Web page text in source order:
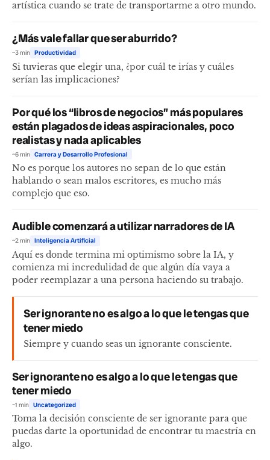
artística cuando se trate de transportarme a otro mundo.
¿Más vale fallar que ser aburrido?
~3 min Productividad
Si tuvieras que elegir una, ¿por cuál te irías y cuáles
serían las implicaciones?
Por qué los “libros de negocios” más populares
están plagados de ideas aspiracionales, poco
realistas y nada aplicables
~6 min Carrera y Desarrollo Profesional
No es porque los autores no sepan de lo que están
hablando o sean malos escritores, es mucho más
complejo que eso.
Audible comenzará a utilizar narradores de IA
~2 min Inteligencia Artificial
Aquí es donde termina mi optimismo sobre la IA, y
comienza mi incredulidad de que algún día vaya a
poder reemplazar a una persona haciendo su trabajo.
Ser ignorante no es algo a lo que le tengas que
tener miedo
Siempre y cuando seas un ignorante consciente.
Ser ignorante no es algo a lo que le tengas que
tener miedo
~1 min Uncategorized
Toma la decisión consciente de ser ignorante para que
puedas darte la oportunidad de encontrar tu maestría en
algo.